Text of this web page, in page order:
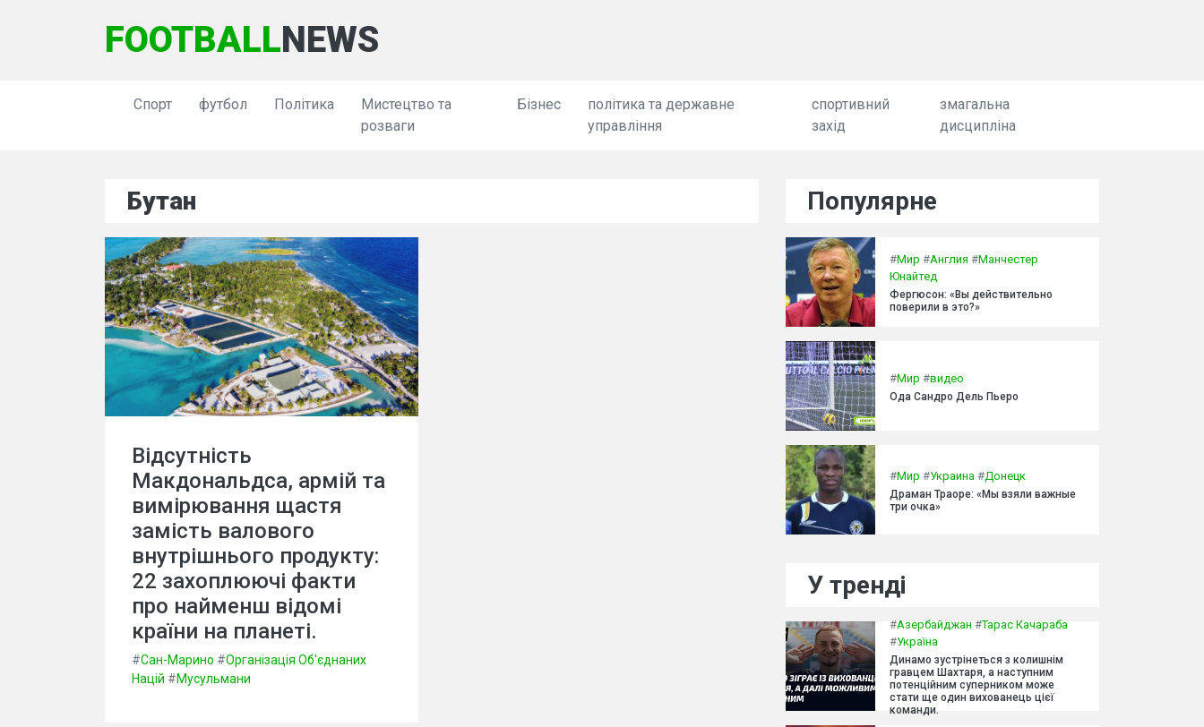
FOOTBALLNEWS
Спорт футбол Політика
Мистецтво та
розваги
Бізнес
політика та державне
управління
спортивний
захід
змагальна
дисципліна
Бутан
Відсутність
Макдональдса, армій та
вимірювання щастя
замість валового
внутрішнього продукту:
22 захоплюючі факти
про найменш відомі
країни на планеті.
#Сан-Марино #Організація Об'єднаних
Націй #Мусульмани
Популярне
#Мир #Англия #Манчестер
Юнайтед
Фергюсон: «Вы действительно
поверили в это?»
#Мир #видео
Ода Сандро Дель Пьеро
#Мир #Украина #Донецк
Драман Траоре: «Мы взяли важные
три очка»
У тренді
#Азербайджан #Тарас Качараба
#Україна
Динамо зустрінеться з колишнім
гравцем Шахтаря, а наступним
потенційним суперником може
стати ще один вихованець цієї
команди.